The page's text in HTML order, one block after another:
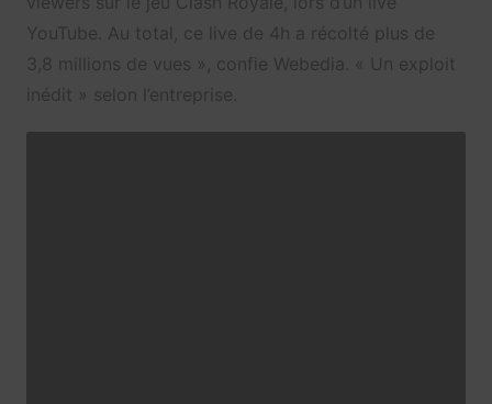
YouTube. Au total, ce live de 4h a récolté plus de
3,8 millions de vues », confie Webedia. « Un exploit
inédit » selon l’entreprise.